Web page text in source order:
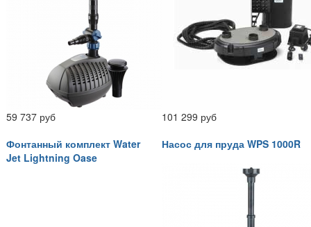
59 737 руб
101 299 руб
Фонтанный комплект Water
Jet Lightning Oase
Насос для пруда WPS 1000R